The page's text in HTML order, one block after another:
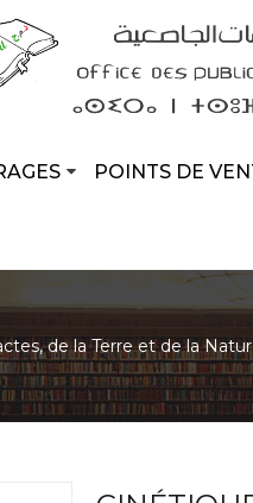
POINTS DE
de la Terre et de la